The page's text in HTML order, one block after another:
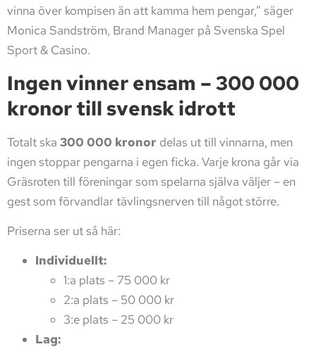
vinna över kompisen än att kamma hem pengar,” säger
Monica Sandström, Brand Manager på Svenska Spel
Sport & Casino.
Ingen vinner ensam – 300 000
kronor till svensk idrott
Totalt ska 300 000 kronor delas ut till vinnarna, men
ingen stoppar pengarna i egen ficka. Varje krona går via
Gräsroten till föreningar som spelarna själva väljer – en
gest som förvandlar tävlingsnerven till något större.
Priserna ser ut så här:
Individuellt:
1:a plats – 75 000 kr
2:a plats – 50 000 kr
3:e plats – 25 000 kr
Lag: